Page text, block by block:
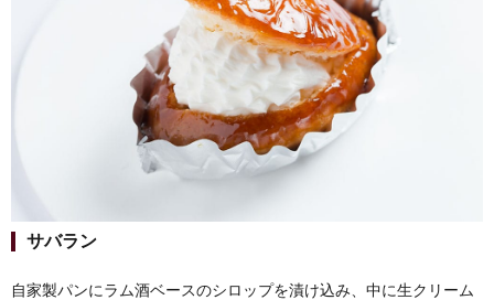
サバラン
自家製パンにラム酒ベースのシロップを漬け込み、中に生クリーム